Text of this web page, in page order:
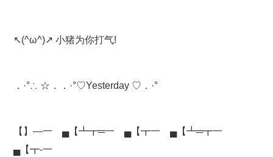
↖(^ω^)↗ 小猪为你打气!
．·°∴ ☆．．·°♡Yesterday ♡．·°
【】—一 ▄【┻┳═一 ▄【┳一 ▄【┻═┳一
▄【┳-一